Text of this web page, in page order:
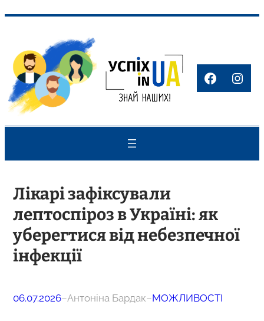
вмісту
Лікарі зафіксували
лептоспіроз в Україні: як
уберегтися від небезпечної
інфекції
06.07.2026–Антоніна Бардак–МОЖЛИВОСТІ